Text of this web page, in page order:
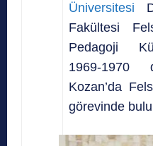
Üniversitesi
Fakültesi
Pedagoji
1969-1970
Kozan’da
görevinde